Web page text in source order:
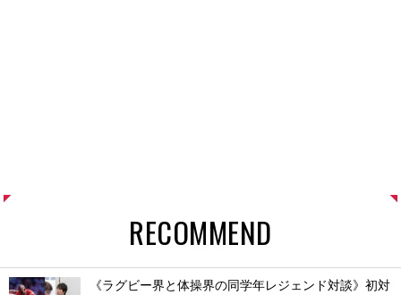
RECOMMEND
《ラグビー界と体操界の同学年レジェンド対談》初対